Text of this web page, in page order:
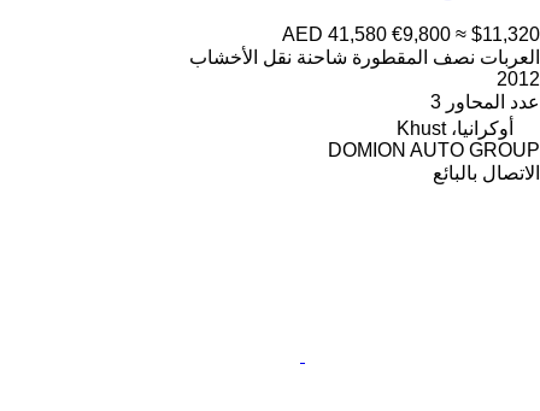
AED 41,580 €9,800 ≈ $11,320
العربات نصف المقطورة شاحنة نقل الأخشاب
2012
عدد المحاور 3
أوكرانيا، Khust
DOMION AUTO GROUP
الاتصال بالبائع